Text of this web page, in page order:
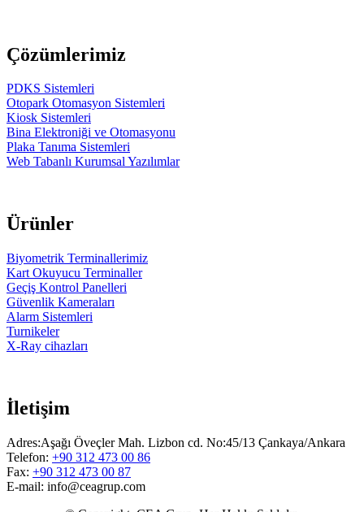
Çözümlerimiz
PDKS Sistemleri
Otopark Otomasyon Sistemleri
Kiosk Sistemleri
Bina Elektroniği ve Otomasyonu
Plaka Tanıma Sistemleri
Web Tabanlı Kurumsal Yazılımlar
Ürünler
Biyometrik Terminallerimiz
Kart Okuyucu Terminaller
Geçiş Kontrol Panelleri
Güvenlik Kameraları
Alarm Sistemleri
Turnikeler
X-Ray cihazları
İletişim
Adres:Aşağı Öveçler Mah. Lizbon cd. No:45/13 Çankaya/Ankara
Telefon: +90 312 473 00 86
Fax: +90 312 473 00 87
E-mail: info@ceagrup.com